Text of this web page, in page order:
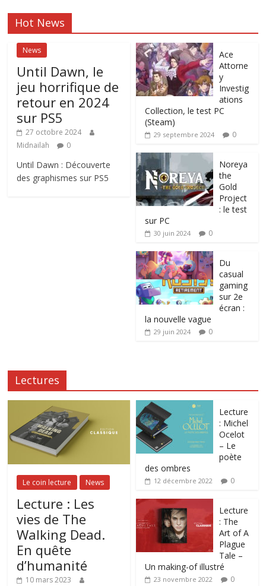
Hot News
News
Until Dawn, le
jeu horrifique de
retour en 2024
sur PS5
27 octobre 2024
Midnailah
0
Until Dawn : Découverte
des graphismes sur PS5
Ace
Attorne
y
Investig
ations
Collection, le test PC
(Steam)
29 septembre 2024 0
Noreya
the
Gold
Project
: le test
sur PC
30 juin 2024 0
Du
casual
gaming
sur 2e
écran :
la nouvelle vague
29 juin 2024 0
Lectures
Le coin lecture News
Lecture : Les
vies de The
Walking Dead.
En quête
d’humanité
10 mars 2023
Lecture
: Michel
Ocelot
– Le
poète
des ombres
12 décembre 2022 0
Lecture
: The
Art of A
Plague
Tale –
Un making-of illustré
23 novembre 2022 0